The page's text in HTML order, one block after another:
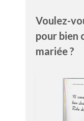
Voulez-
pour bien
mariée ?